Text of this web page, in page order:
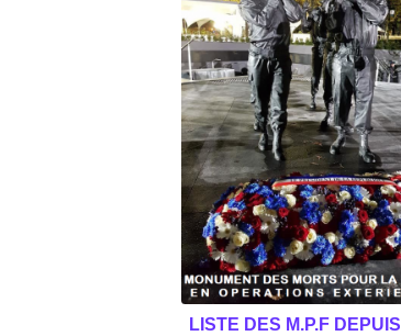
LISTE DES M.P.F DEPUIS